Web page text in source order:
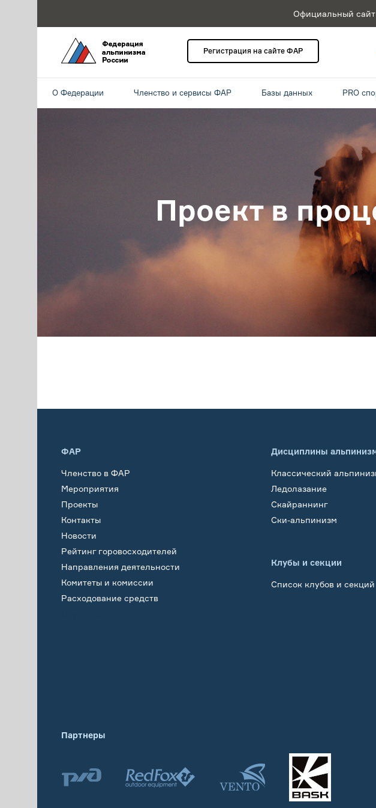
Официальный
Регистрация на сайте ФАР
О Федерации Членство и сервисы ФАР Базы данных PRO
Проект в
ФАР
Членство в ФАР
Мероприятия
Проекты
Контакты
Новости
Рейтинг горовосходителей
Направления деятельности
Комитеты и комиссии
Расходование средств
Дисциплины
Классический
Ледолазание
Скайраннинг
Ски-альпинизм
Клубы и секции
Список клубов и секций
Партнеры